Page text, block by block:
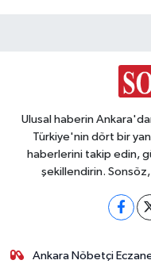
Ulusal haberin
Türkiye'nin dört bir
haberlerini takip edin,
şekillendirin.
Ankara Nöbetçi